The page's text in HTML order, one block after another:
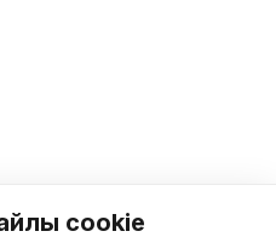
cookie